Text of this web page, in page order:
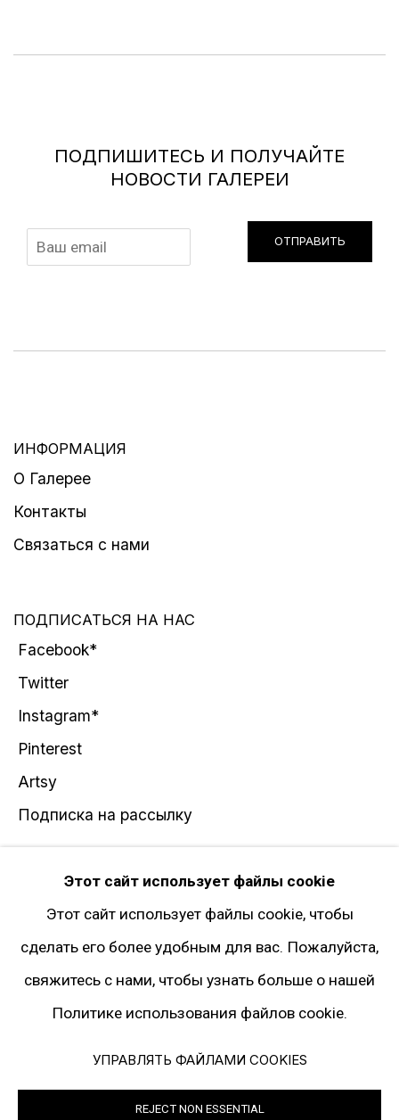
ПОДПИШИТЕСЬ И ПОЛУЧАЙТЕ
НОВОСТИ ГАЛЕРЕИ
ОТПРАВИТЬ
ИНФОРМАЦИЯ
О Галерее
Контакты
Связаться с нами
ПОДПИСАТЬСЯ НА НАС
Facebook*
Twitter
Instagram*
Pinterest
Artsy
Подписка на рассылку
* принадлежит компании Meta, признанной
экстремистской и запрещённой на территории
РФ
Политика конфиденциальности
Этот сайт использует файлы cookie
Этот сайт использует файлы cookie, чтобы
сделать его более удобным для вас. Пожалуйста,
свяжитесь с нами, чтобы узнать больше о нашей
Политике использования файлов cookie.
УПРАВЛЯТЬ ФАЙЛАМИ COOKIES
REJECT NON ESSENTIAL